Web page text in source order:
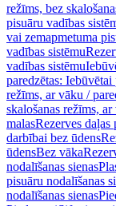
režīms, bez
pisuāru vadības
vai zemapmetuma
vadības sistēmu
vadības sistēmu
paredzētas:
režīms, ar vāku /
skalošanas režīms,
malasRezerves daļas
darbībai bez ūdens
ūdensBez vāka
nodalīšanas sienas
pisuāru nodalīšanas
nodalīšanas sienas